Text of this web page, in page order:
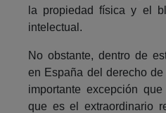
la propiedad física y el
intelectual.
No obstante, dentro de
en España del derecho
importante excepción
que es el extraordinario